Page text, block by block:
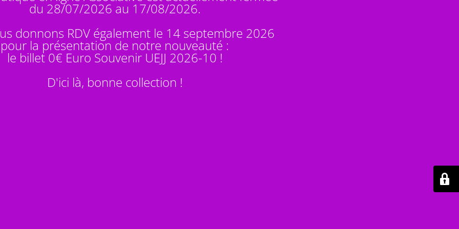
du 28/07/2026 au 17/08/2026.
donnons RDV également le 14 septembre 2026
pour la présentation de notre nouveauté :
le billet 0€ Euro Souvenir UEJJ 2026-10 !
D'ici là, bonne collection !